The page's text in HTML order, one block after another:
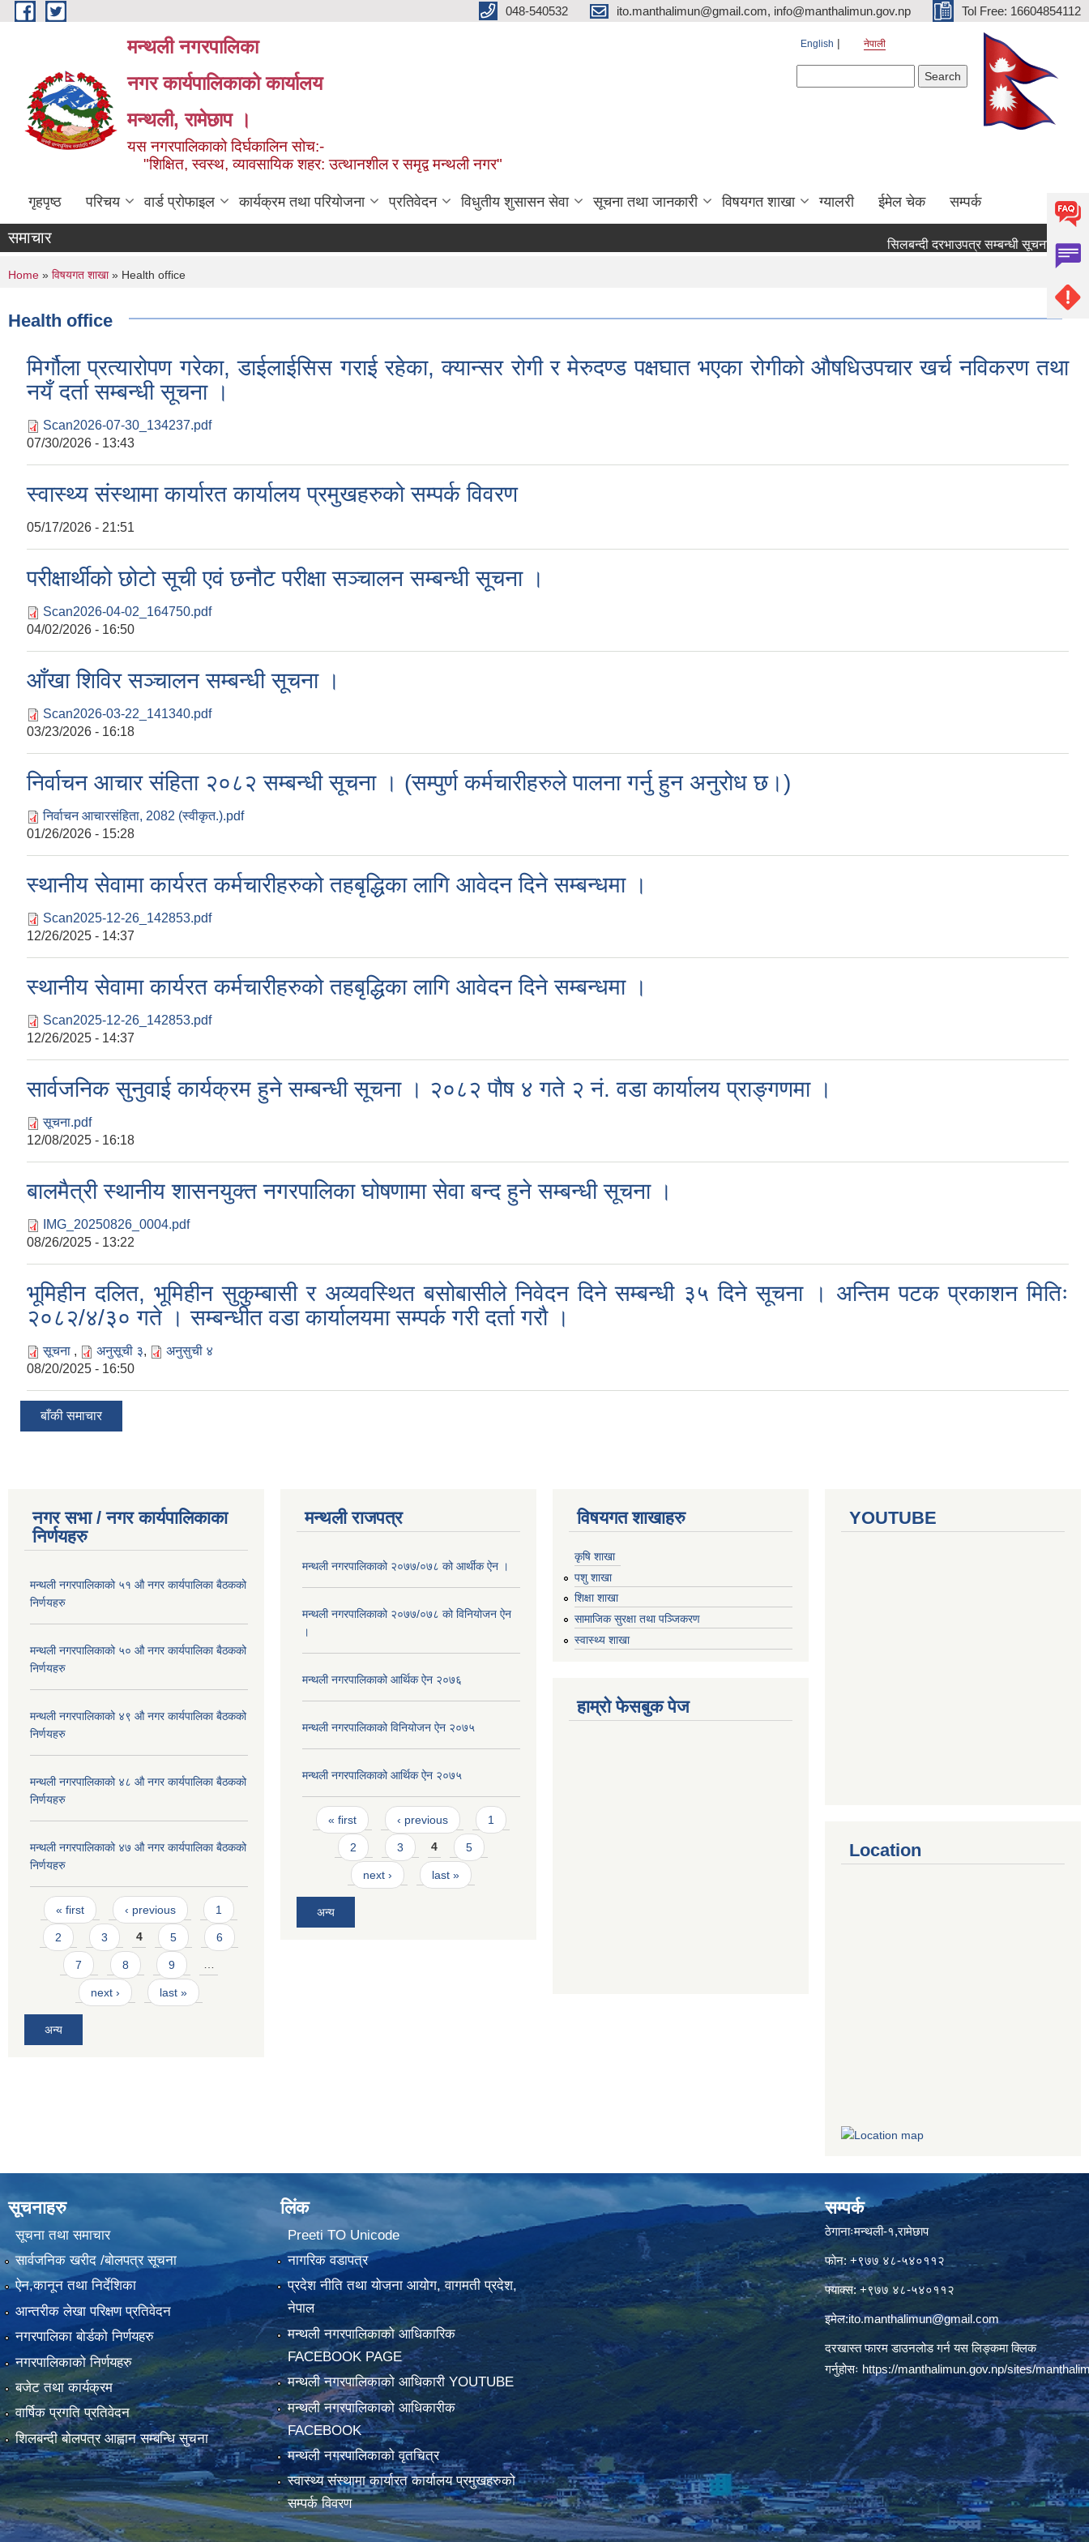
Skip to main content 048-540532 ito.manthalimun@gmail.com, info@manthalimun.gov.np Tol Free: 16604854112
मन्थली नगरपालिका
नगर कार्यपालिकाको कार्यालय
मन्थली, रामेछाप ।
यस नगरपालिकाको दिर्घकालिन सोच:-
"शिक्षित, स्वस्थ, व्यावसायिक शहर: उत्थानशील र समृद्व मन्थली नगर"
English नेपाली
गृहपृष्ठ परिचय वार्ड प्रोफाइल कार्यक्रम तथा परियोजना प्रतिवेदन विधुतीय शुसासन सेवा सूचना तथा जानकारी विषयगत शाखा ग्यालरी ईमेल चेक सम्पर्क
समाचार सिलबन्दी दरभाउपत्र सम्बन्धी सूचना ।
You are here
Home » विषयगत शाखा» Health office
Health office
मिर्गौला प्रत्यारोपण गरेका, डाईलाईसिस गराई रहेका, क्यान्सर रोगी र मेरुदण्ड पक्षघात भएका रोगीको औषधिउपचार खर्च नविकरण तथा
नयँ दर्ता सम्बन्धी सूचना ।
Scan2026-07-30_134237.pdf
07/30/2026 - 13:43
स्वास्थ्य संस्थामा कार्यारत कार्यालय प्रमुखहरुको सम्पर्क विवरण
05/17/2026 - 21:51
परीक्षार्थीको छोटो सूची एवं छनौट परीक्षा सञ्चालन सम्बन्धी सूचना ।
Scan2026-04-02_164750.pdf
04/02/2026 - 16:50
आँखा शिविर सञ्चालन सम्बन्धी सूचना ।
Scan2026-03-22_141340.pdf
03/23/2026 - 16:18
निर्वाचन आचार संहिता २०८२ सम्बन्धी सूचना । (सम्पुर्ण कर्मचारीहरुले पालना गर्नु हुन अनुरोध छ।)
निर्वाचन आचारसंहिता, 2082 (स्वीकृत.).pdf
01/26/2026 - 15:28
स्थानीय सेवामा कार्यरत कर्मचारीहरुको तहबृद्धिका लागि आवेदन दिने सम्बन्धमा ।
Scan2025-12-26_142853.pdf
12/26/2025 - 14:37
स्थानीय सेवामा कार्यरत कर्मचारीहरुको तहबृद्धिका लागि आवेदन दिने सम्बन्धमा ।
Scan2025-12-26_142853.pdf
12/26/2025 - 14:37
सार्वजनिक सुनुवाई कार्यक्रम हुने सम्बन्धी सूचना । २०८२ पौष ४ गते २ नं. वडा कार्यालय प्राङ्गणमा ।
सूचना.pdf
12/08/2025 - 16:18
बालमैत्री स्थानीय शासनयुक्त नगरपालिका घोषणामा सेवा बन्द हुने सम्बन्धी सूचना ।
IMG_20250826_0004.pdf
08/26/2025 - 13:22
भूमिहीन दलित, भूमिहीन सुकुम्बासी र अव्यवस्थित बसोबासीले निवेदन दिने सम्बन्धी ३५ दिने सूचना । अन्तिम पटक प्रकाशन मितिः
२०८२/४/३० गते । सम्बन्धीत वडा कार्यालयमा सम्पर्क गरी दर्ता गरौ ।
सूचना , अनुसूची ३,
अनुसुची ४
08/20/2025 - 16:50
बाँकी समाचार
नगर सभा / नगर कार्यपालिकाका
निर्णयहरु
मन्थली नगरपालिकाको ५१ औ नगर कार्यपालिका बैठकको
निर्णयहरु
मन्थली नगरपालिकाको ५० औ नगर कार्यपालिका बैठकको
निर्णयहरु
मन्थली नगरपालिकाको ४९ औ नगर कार्यपालिका बैठकको
निर्णयहरु
मन्थली नगरपालिकाको ४८ औ नगर कार्यपालिका बैठकको
निर्णयहरु
मन्थली नगरपालिकाको ४७ औ नगर कार्यपालिका बैठकको
निर्णयहरु
Pages
« first ‹ previous 1
2 3 4 5 6
7 8 9 …
next › last »
अन्य
मन्थली राजपत्र
मन्थली नगरपालिकाको २०७७/०७८ को आर्थीक ऐन ।
मन्थली नगरपालिकाको २०७७/०७८ को विनियोजन ऐन
।
मन्थली नगरपालिकाको आर्थिक ऐन २०७६
मन्थली नगरपालिकाको विनियोजन ऐन २०७५
मन्थली नगरपालिकाको आर्थिक ऐन २०७५
Pages
« first ‹ previous 1
2 3 4 5
next › last »
अन्य
विषयगत शाखाहरु
कृषि शाखा
पशु शाखा
शिक्षा शाखा
सामाजिक सुरक्षा तथा पञ्जिकरण
स्वास्थ्य शाखा
हाम्रो फेसबुक पेज
YOUTUBE
Location
सूचनाहरु
सूचना तथा समाचार
सार्वजनिक खरीद /बोलपत्र सूचना
ऐन,कानून तथा निर्देशिका
आन्तरीक लेखा परिक्षण प्रतिवेदन
नगरपालिका बोर्डको निर्णयहरु
नगरपालिकाको निर्णयहरु
बजेट तथा कार्यक्रम
वार्षिक प्रगति प्रतिवेदन
शिलबन्दी बोलपत्र आह्वान सम्बन्धि सुचना
लिंक
Preeti TO Unicode
नागरिक वडापत्र
प्रदेश नीति तथा योजना आयोग, वागमती प्रदेश,
नेपाल
मन्थली नगरपालिकाको आधिकारिक
FACEBOOK PAGE
मन्थली नगरपालिकाको आधिकारी YOUTUBE
मन्थली नगरपालिकाको आधिकारीक
FACEBOOK
मन्थली नगरपालिकाको वृतचित्र
स्वास्थ्य संस्थामा कार्यारत कार्यालय प्रमुखहरुको
सम्पर्क विवरण
सम्पर्क
ठेगानाःमन्थली-१,रामेछाप
फोन: +९७७ ४८-५४०११२
फ्याक्स: +९७७ ४८-५४०११२
इमेल:ito.manthalimun@gmail.com
दरखास्त फारम डाउनलोड गर्न यस लिङ्कमा क्लिक
गर्नुहोसः https://manthalimun.gov.np/sites/